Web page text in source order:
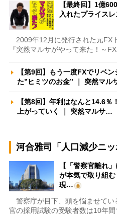
【最終回】1億
入れたプライス
2009年12月に発行された元FX
『突然マルサがやって来た！～
【第9回】もう一度FXでリベ
た”ヒミツのお金” ｜ 突然マル
【第8回】年利はなんと14.6
上がっていく ｜ 突然マルサ…
河合雅司「人口減少ニッ
【「警察官離れ
が本気で取り組
現…
警察庁が目下、頭を悩ませてい
官の採用試験の受験者数は10年